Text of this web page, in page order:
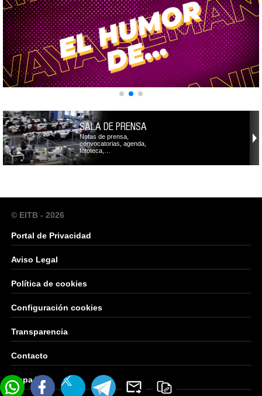
SALA DE PRENSA
Notas de prensa,
convocatorias, agenda,
fototeca,…
© EITB - 2026
Portal de Privacidad
Aviso Legal
Política de cookies
Configuración cookies
Transparencia
Contacto
Mapa Web